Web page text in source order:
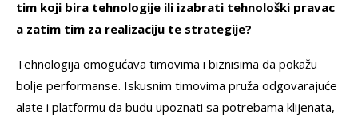
tim koji bira tehnologije ili izabrati tehnološki pravac
a zatim tim za realizaciju te strategije?
Tehnologija omogućava timovima i biznisima da pokažu
bolje performanse. Iskusnim timovima pruža odgovarajuće
alate i platformu da budu upoznati sa potrebama klijenata,